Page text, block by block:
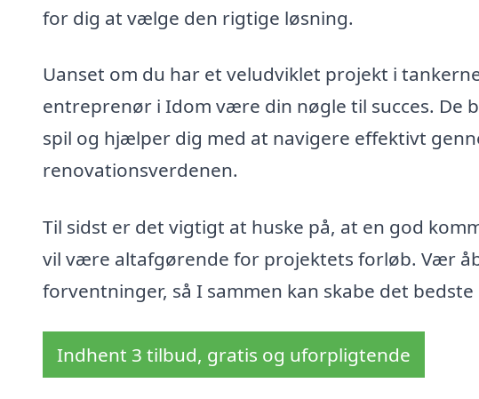
for dig at vælge den rigtige løsning.
Uanset om du har et veludviklet projekt i
entreprenør i Idom være din nøgle til succes.
spil og hjælper dig med at navigere effektivt
renovationsverdenen.
Til sidst er det vigtigt at huske på, at en god
vil være altafgørende for projektets forløb. Vær
forventninger, så I sammen kan skabe det
Indhent 3 tilbud, gratis og uforpligtende